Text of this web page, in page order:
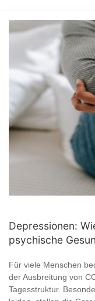
Depressionen:
psychische
Für viele Menschen
der Ausbreitung von
Tagesstruktur.